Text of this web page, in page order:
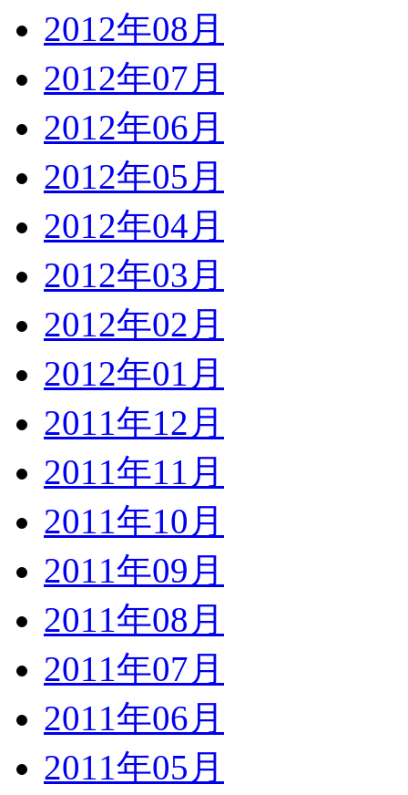
2012年08月
2012年07月
2012年06月
2012年05月
2012年04月
2012年03月
2012年02月
2012年01月
2011年12月
2011年11月
2011年10月
2011年09月
2011年08月
2011年07月
2011年06月
2011年05月